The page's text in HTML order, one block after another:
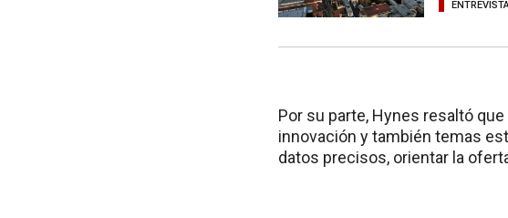
Por su parte, Hynes resaltó
innovación y también temas
datos precisos, orientar la